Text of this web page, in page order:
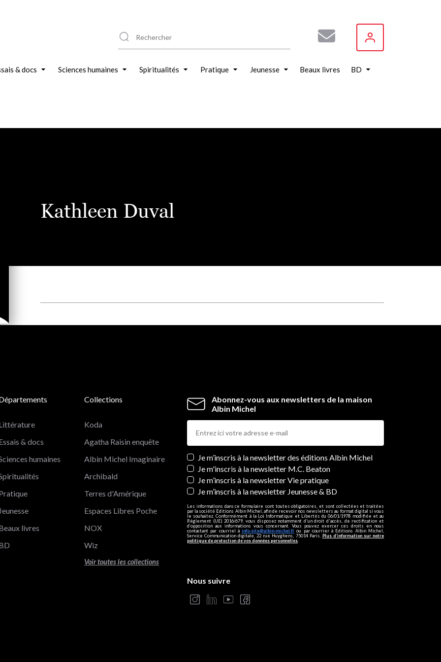
& docs Sciences humaines Spiritualités Pratique Jeunesse Beaux livres BD
Kathleen Duval
Abonnez-vous aux newsletters de la maison
Albin Michel
Newsletters
Je m’inscris à la newsletter des éditions Albin Michel
Je m'inscris à la newsletter M.C. Beaton
Je m’inscris à la newsletter Vie pratique
Je m’inscris à la newsletter Jeunesse & BD
Les informations dans ce formulaire sont toutes obligatoires, et sont collectées et traitées
par la société Editions Albin Michel, afin de recevoir nos newsletters au format digital si vous
le souhaitez. Conformément à la Loi Informatique et Libertés du 06/01/1978 modifiée et au
Règlement (UE) 2016/679, vous disposez notamment d'un droit d'accès, de rectification et
d’opposition aux informations vous concernant. Vous pouvez exercer ces droits en nous
contactant par courriel àinfo-site@albin-michel.fr ou par courrier à Editions Albin Michel,
Service Communication digitale, 22 rue Huyghens, 75014 Paris. Plus d’information sur notre
politique de protection de vos données personnelles
& docs
humaines
Jeunesse
livres
Collections
Koda
Agatha Raisin enquête
Albin Michel Imaginaire
Archibald
Terres d'Amérique
Espaces Libres Poche
NOX
Wiz
Voir toutes les collections
Nous suivre